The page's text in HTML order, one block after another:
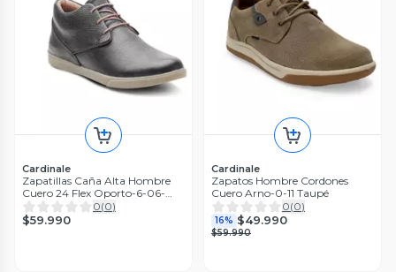
Cardinale
Zapatillas Caña Alta Hombre
Cuero 24 Flex Oporto-6-06-
Negro
0(0)
$59.990
Cardinale
Zapatos Hombre Cordones
Cuero Arno-0-11 Taupé
0(0)
16% $49.990
$59.990